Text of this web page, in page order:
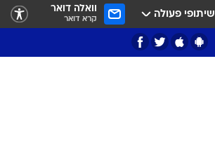
שיתופי פעולה וואלה דואר
קרא דואר